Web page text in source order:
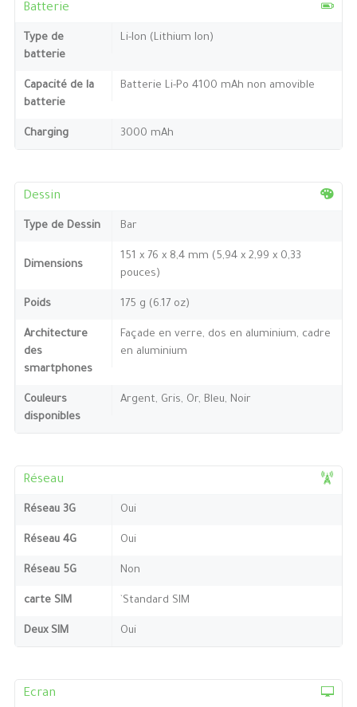
Batterie
Type de
batterie
Li-Ion (Lithium Ion)
Capacité de la
batterie
Batterie Li-Po 4100 mAh non amovible
Charging 3000 mAh
Dessin
Type de Dessin Bar
Dimensions
151 x 76 x 8,4 mm (5,94 x 2,99 x 0,33
pouces)
Poids 175 g (6.17 oz)
Architecture
des
smartphones
Façade en verre, dos en aluminium, cadre
en aluminium
Couleurs
disponibles
Argent, Gris, Or, Bleu, Noir
Réseau
Réseau 3G Oui
Réseau 4G Oui
Réseau 5G Non
carte SIM `Standard SIM
Deux SIM Oui
Ecran